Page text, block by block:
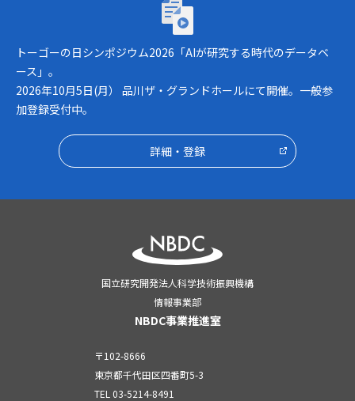
トーゴーの日シンポジウム2026「AIが研究
トーゴーの日シンポジウム2026「AIが研究する時代のデータベ
ース」。
2026年10月5日(月） 品川ザ・グランドホールにて開催。一般参
加登録受付中。
詳細・登録
国立研究開発法人科学技術振興機構
情報事業部
NBDC事業推進室
〒102-8666
東京都千代田区四番町5-3
TEL 03-5214-8491